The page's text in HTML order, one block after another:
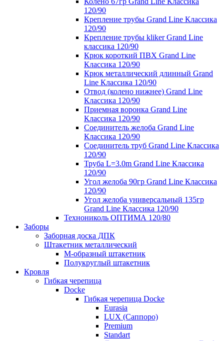
120/90
Крепление трубы Grand Line Классика
120/90
Крепление трубы kliker Grand Line
классика 120/90
Крюк короткий ПВХ Grand Line
Классика 120/90
Крюк металлический длинный Grand
Line Классика 120/90
Отвод (колено нижнее) Grand Line
Классика 120/90
Приемная воронка Grand Line
Классика 120/90
Соединитель желоба Grand Line
Классика 120/90
Соединитель труб Grand Line Классика
120/90
Труба L=3.0m Grand Line Классика
120/90
Угол желоба 90гр Grand Line Классика
120/90
Угол желоба универсальный 135гр
Grand Line Классика 120/90
Технониколь ОПТИМА 120/80
Заборы
Заборная доска ДПК
Штакетник металлический
М-образный штакетник
Полукруглый штакетник
Кровля
Гибкая черепица
Docke
Гибкая черепица Docke
Eurasia
LUX (Саппоро)
Premium
Standart